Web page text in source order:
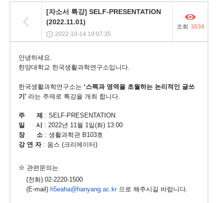
[자소서 특강] SELF-PRESENTATION
(2022.11.01)
조회 3634
2022-10-14 19:07:35
안녕하세요.
한양대학교 한국생활과학연구소입니다.
한국생활과학연구소는 ‘스펙과 영역을 초월하는 논리적인 글쓰
기' 라는 주제로 특강을 개최 합니다.
주 제
: SELF-PRESENTATION
일
시 : 2022년 11월 1일(화) 13:00
장
소 : 생활과학관 B103호
강 연 자 : 옴스 (크리에이터)
※ 관련문의는
    (전화) 02-2220-1500
(E-mail) h5eaha@hanyang.ac.kr 으로 해주시길 바랍니다.